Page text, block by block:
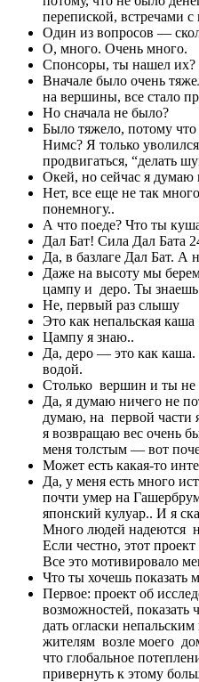
перепиской, встречами
Один из вопросов —
О, много. Очень много.
Спонсоры, ты нашел их?
Вначале было очень
на вершины, все стало
Но сначала не было?
Было тяжело, потому что
Нимс? Я только
продвигаться, “делать
Окей, но сейчас я думаю
Нет, все еще не так
понемногу..
А что поеде? Что ты
Дал Бат! Сила Дал Бата
Да, в базлаге Дал Бат. А
Даже на высоту мы
цампу и деро. Ты знаешь
Не, первый раз слышу
Это как непальская каша
Цампу я знаю..
Да, деро — это как
водой.
Столько вершин и ты не
Да, я думаю ничего не
думаю, на первой части
я возвращаю вес очень
меня толстым — вот
Может есть какая-то
Да, у меня есть много
почти умер на
японский кулуар.. И я
Много людей надеются
Если честно, этот
Все это мотивировало
Что ты хочешь показать
Первое: проект об
возможностей,
дать огласки
жителям возле моего
что глобальное
привернуть к этому